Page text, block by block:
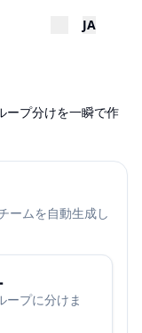
JA
ープ分けを一瞬で作
ームを自動生成し
ープに分けま